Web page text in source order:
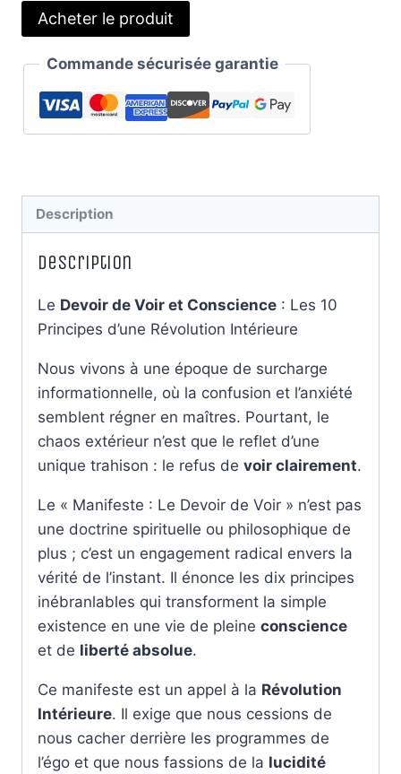
Acheter le produit
Commande sécurisée garantie
Description
Description
Le Devoir de Voir et Conscience : Les 10
Principes d’une Révolution Intérieure
Nous vivons à une époque de surcharge
informationnelle, où la confusion et l’anxiété
semblent régner en maîtres. Pourtant, le
chaos extérieur n’est que le reflet d’une
unique trahison : le refus de voir clairement.
Le « Manifeste : Le Devoir de Voir » n’est pas
une doctrine spirituelle ou philosophique de
plus ; c’est un engagement radical envers la
vérité de l’instant. Il énonce les dix principes
inébranlables qui transforment la simple
existence en une vie de pleine conscience
et de liberté absolue.
Ce manifeste est un appel à la Révolution
Intérieure. Il exige que nous cessions de
nous cacher derrière les programmes de
l’égo et que nous fassions de la lucidité